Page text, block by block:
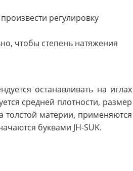
регулировку
чтобы степень натяжения
останавливать на иглах
средней плотности, размер
толстой материи, применяются
буквами JH-SUK.